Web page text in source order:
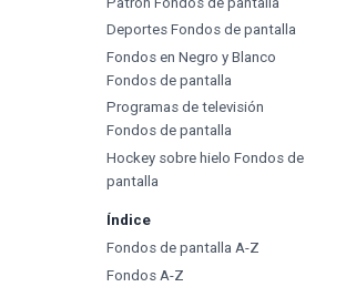
Deportes Fondos de pantalla
Fondos en Negro y Blanco
Fondos de pantalla
Programas de televisión
Fondos de pantalla
Hockey sobre hielo Fondos de
pantalla
Índice
Fondos de pantalla A-Z
Fondos A-Z